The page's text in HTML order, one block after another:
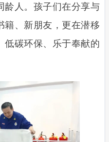
龄人。孩子们在分享与
籍、新朋友，更在潜移
低碳环保、乐于奉献的